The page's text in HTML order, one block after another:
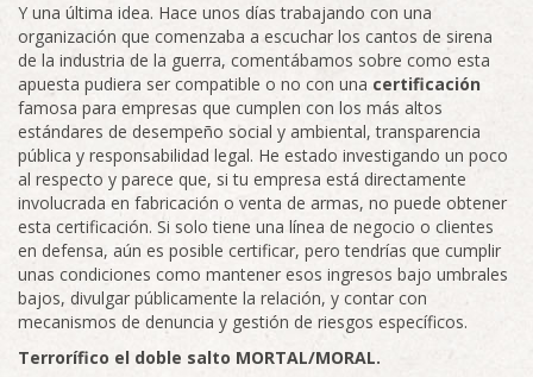
Y una última idea. Hace unos días trabajando con una
organización que comenzaba a escuchar los cantos de sirena
de la industria de la guerra, comentábamos sobre como esta
apuesta pudiera ser compatible o no con una certificación
famosa para empresas que cumplen con los más altos
estándares de desempeño social y ambiental, transparencia
pública y responsabilidad legal. He estado investigando un poco
al respecto y parece que, si tu empresa está directamente
involucrada en fabricación o venta de armas, no puede obtener
esta certificación. Si solo tiene una línea de negocio o clientes
en defensa, aún es posible certificar, pero tendrías que cumplir
unas condiciones como mantener esos ingresos bajo umbrales
bajos, divulgar públicamente la relación, y contar con
mecanismos de denuncia y gestión de riesgos específicos.
Terrorífico el doble salto MORTAL/MORAL.